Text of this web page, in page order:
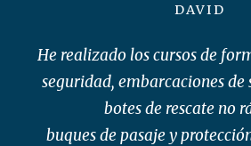
DAVID
He realizado los cursos de
seguridad, embarcaciones
botes de rescate no
buques de pasaje y